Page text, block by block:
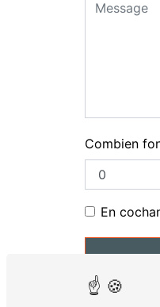
Combien
En
** Les données